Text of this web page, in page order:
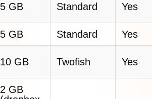
5 GB Standard Yes
5 GB Standard Yes
10 GB Twofish Yes
2 GB